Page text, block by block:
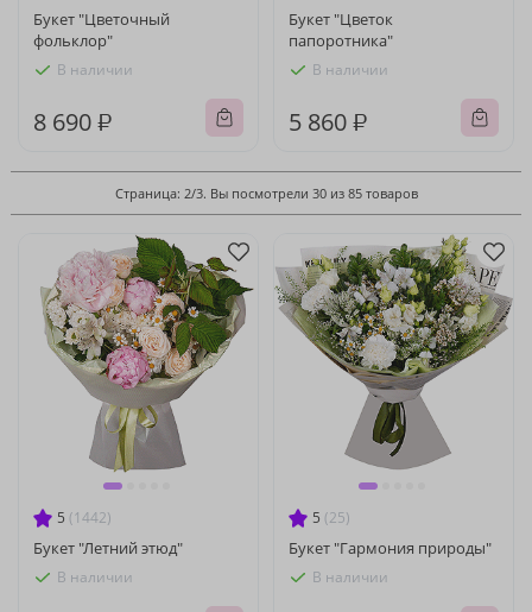
Букет "Цветочный
фольклор"
В наличии
8 690 ₽
Букет "Цветок
папоротника"
В наличии
5 860 ₽
Страница: 2/3. Вы посмотрели 30 из 85 товаров
5 (1442)
Букет "Летний этюд"
В наличии
5 (25)
Букет "Гармония природы"
В наличии